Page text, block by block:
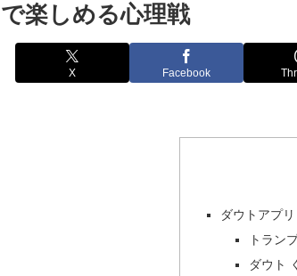
で楽しめる心理戦
X Facebook
ダウトアプリ
トラン
ダウト